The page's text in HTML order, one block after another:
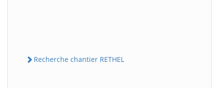
Recherche chantier RETHEL